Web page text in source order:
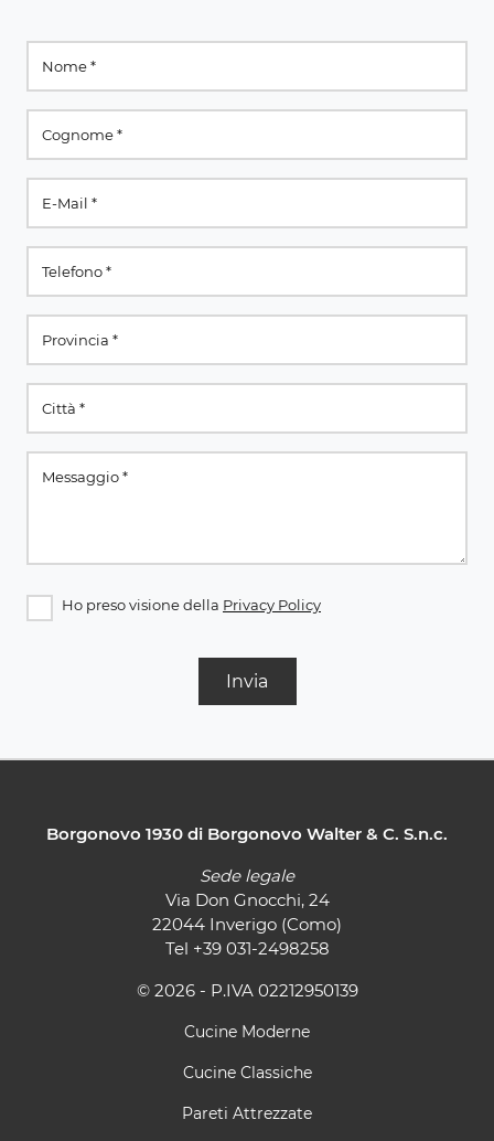
Ho preso visione della Privacy Policy
Invia
Borgonovo 1930 di Borgonovo Walter & C. S.n.c.
Sede legale
Via Don Gnocchi, 24
22044 Inverigo (Como)
Tel +39 031-2498258
© 2026 - P.IVA 02212950139
Cucine Moderne
Cucine Classiche
Pareti Attrezzate